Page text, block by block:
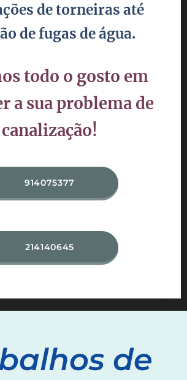
de torneiras até
de fugas de água.
todo o gosto em
a sua problema de
canalização!
914075377
214140645
de